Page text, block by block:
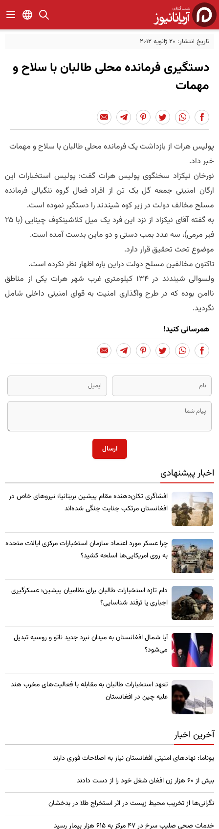
تاریخ انتشار: 20 ژانویه 2012
دستگیری فرمانده محلی طالبان با سلاح و
مهمات
پولیس هرات از بازداشت یک فرمانده محلی طالبان با سلاح و مهمات
خبر داد.
نورخان نیکزاد سخنگوی پولیس هرات گفت: پولیس استخبارات این
ارگان امنیتی جمعه گل یک تن از افراد فعال گروه ننگیالی فرمانده
مسلح مخالف دولت در زیر کوه شیندند را دستگیر نموده است.
به گفته آقای نیکزاد از نزد این فرد یک میل کلاشینکوف چینایی (با 25
فیر مرمی)، سه عدد بمب دستی و دو ماین بدست آمده است.
موضوع تحت تحقیق قرار دارد.
تاکنون مخالفین مسلح دولت دراین باره اظهار نظر نکرده است.
ولسوالی شیندند در 134 کیلومتری غرب شهر هرات یکی از مناطق
ناامن بوده که در طرح واگذاری امنیت به قوای امنیتی داخلی شامل
نگردید.
همرسانی کنید!
ارسال
اخبار پیشنهادی
​افشاگری تکان‌دهنده مقام پیشین بریتانیا؛ نیروهای خاص در
افغانستان مرتکب جنایت جنگی شده‌اند
چرا عسکر مورد اعتماد سازمان استخبارات مرکزی ایالات متحده
به روی امریکایی‌ها اسلحه کشید؟
​دام تازه استخبارات طالبان برای نظامیان پیشین؛ عسکرگیری
اجباری یا ترفند شناسایی؟
​آیا شمال افغانستان به میدان نبرد جدید ناتو و روسیه تبدیل
می‌شود؟
تعهد استخبارات طالبان به مقابله با فعالیت‌های مخرب هند
علیه چین در افغانستان
آخرین اخبار
یوناما: نهادهای امنیتی افغانستان نیاز به اصلاحات فوری دارند
بیش از ۶۰ هزار زن افغان شغل خود را از دست دادند
نگرانی‌ها از تخریب محیط زیست در اثر استخراج طلا در بدخشان
خدمات صحی صلیب سرخ در 47 مرکز به 615 هزار بیمار رسید